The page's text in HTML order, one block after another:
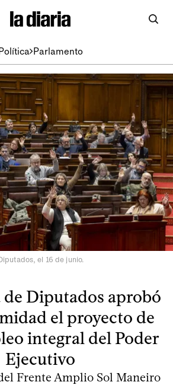
Parlamento
el 16 de junio.
de Diputados aprobó
el proyecto de
integral del Poder
Ejecutivo
Frente Amplio Sol Maneiro